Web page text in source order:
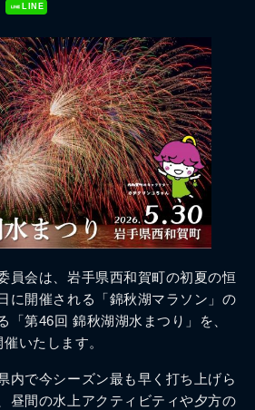
LINE
員会は、岩手県西和賀町の初夏の恒
に開催される「錦秋湖マラソン」の
「第46回 錦秋湖湖水まつり」を、
いたします。
内で今シーズン最も早く打ち上げら
昼間の水上アクティビティや夕方の